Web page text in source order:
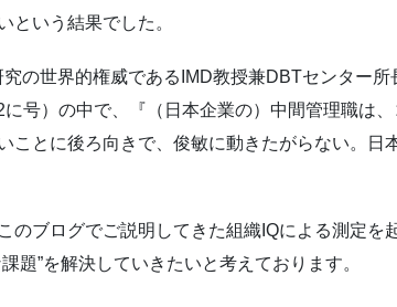
という結果でした。
の世界的権威であるIMD教授兼DBTセンター
に号）の中で、『（日本企業の）中間管理職は
ことに後ろ向きで、俊敏に動きたがらない。
のブログでご説明してきた組織IQによる測定を
題”を解決していきたいと考えております。